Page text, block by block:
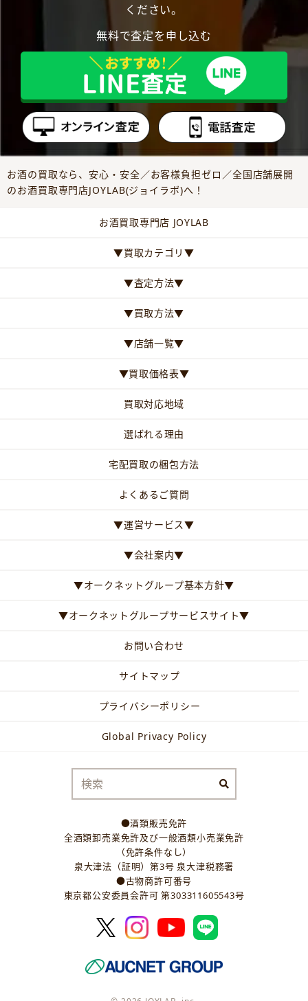
ください。
無料で査定を申し込む
お酒の買取なら、安心・安全／お客様負担ゼロ／全国店舗展開
のお酒買取専門店JOYLAB(ジョイラボ)へ！
お酒買取専門店 JOYLAB
▼買取カテゴリ▼
▼査定方法▼
▼買取方法▼
▼店舗一覧▼
▼買取価格表▼
買取対応地域
選ばれる理由
宅配買取の梱包方法
よくあるご質問
▼運営サービス▼
▼会社案内▼
▼オークネットグループ基本方針▼
▼オークネットグループサービスサイト▼
お問い合わせ
サイトマップ
プライバシーポリシー
Global Privacy Policy
●酒類販売免許
全酒類卸売業免許及び一般酒類小売業免許
（免許条件なし）
泉大津法（証明）第3号 泉大津税務署
●古物商許可番号
東京都公安委員会許可 第303311605543号